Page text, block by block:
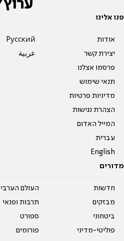
פנו אלינו
אודות
יצירת קשר
פרסמו אצלנו
תנאי שימוש
מדיניות פרטיות
הצהרת נגישות
המייל האדום
עברית
English
Pусский
عربية
מדורים
חדשות
מבזקים
ביטחוני
פוליטי-מדיני
העולם הערבי
תרבות ופנאי
ספורט
פורומים